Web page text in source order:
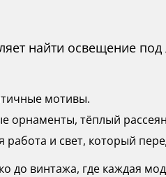
найти освещение
мотивы.
орнаменты, тёплый
и свет, который
до винтажа, где каждая